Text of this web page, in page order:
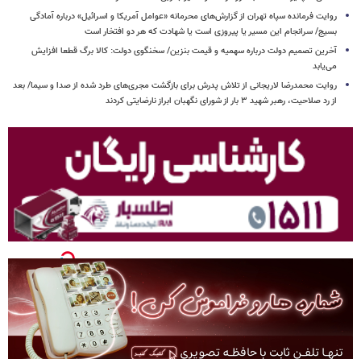
روایت فرمانده سپاه تهران از گزارش‌های محرمانه «عوامل آمریکا و اسرائیل» درباره آمادگی
بسیج/ سرانجام این مسیر یا پیروزی است یا شهادت که هر دو افتخار است
آخرین تصمیم دولت درباره سهمیه و قیمت بنزین/ سخنگوی دولت: کالا برگ قطعا افزایش
می‌یابد
روایت محمدرضا لاریجانی از تلاش پدرش برای بازگشت مجری‌های طرد شده از صدا و سیما/ بعد
از رد صلاحیت، رهبر شهید ۳ بار از شورای نگهبان ابراز نارضایتی کردند